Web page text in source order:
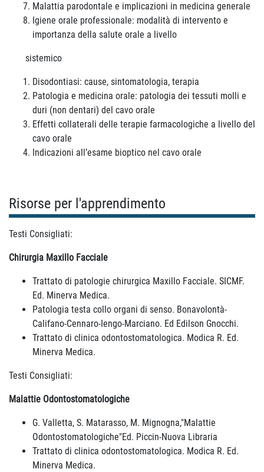
Malattia parodontale e implicazioni in medicina generale
Igiene orale professionale: modalità di intervento e
importanza della salute orale a livello
sistemico
Disodontiasi: cause, sintomatologia, terapia
Patologia e medicina orale: patologia dei tessuti molli e
duri (non dentari) del cavo orale
Effetti collaterali delle terapie farmacologiche a livello del
cavo orale
Indicazioni all’esame bioptico nel cavo orale
Risorse per l'apprendimento
Testi Consigliati:
Chirurgia Maxillo Facciale
Trattato di patologie chirurgica Maxillo Facciale. SICMF.
Ed. Minerva Medica.
Patologia testa collo organi di senso. Bonavolontà-
Califano-Cennaro-Iengo-Marciano. Ed Edilson Gnocchi.
Trattato di clinica odontostomatologica. Modica R. Ed.
Minerva Medica.
Testi Consigliati:
Malattie Odontostomatologiche
G. Valletta, S. Matarasso, M. Mignogna,"Malattie
Odontostomatologiche"Ed. Piccin-Nuova Libraria
Trattato di clinica odontostomatologica. Modica R. Ed.
Minerva Medica.